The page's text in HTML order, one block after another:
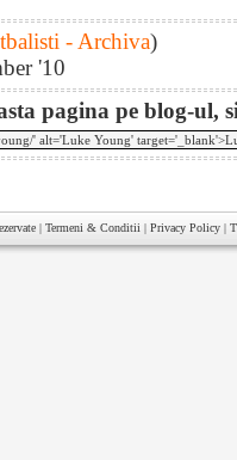
- Archiva)
'10
pagina pe blog-ul,
| Termeni & Conditii | Privacy Policy |